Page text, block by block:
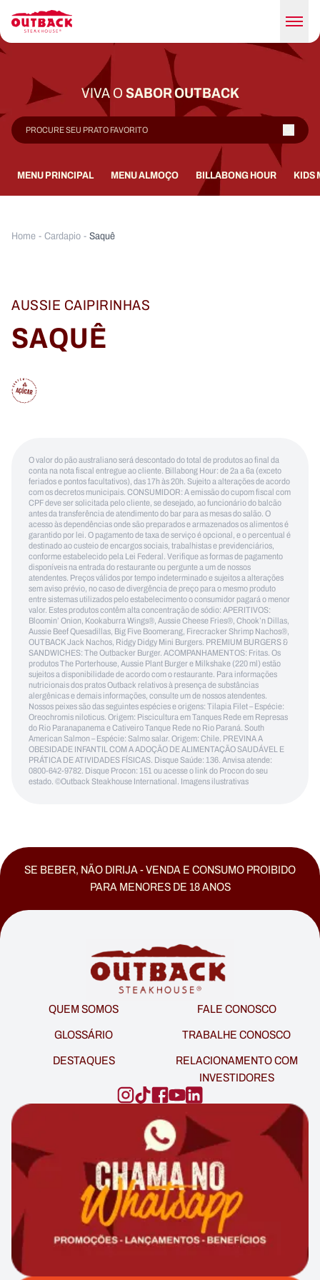
VIVA OSABOR OUTBACK
MENU PRINCIPAL MENU ALMOÇO BILLABONG HOUR KIDS
Home-Cardapio-Saquê
AUSSIE CAIPIRINHAS
SAQUÊ
O valor do pão australiano será descontado do total de produtos ao final da
conta na nota fiscal entregue ao cliente. Billabong Hour: de 2a a 6a (exceto
feriados e pontos facultativos), das 17h às 20h. Sujeito a alterações de acordo
com os decretos municipais. CONSUMIDOR: A emissão do cupom fiscal com
CPF deve ser solicitada pelo cliente, se desejado, ao funcionário do balcão
antes da transferência de atendimento do bar para as mesas do salão. O
acesso às dependências onde são preparados e armazenados os alimentos é
garantido por lei. O pagamento de taxa de serviço é opcional, e o percentual é
destinado ao custeio de encargos sociais, trabalhistas e previdenciários,
conforme estabelecido pela Lei Federal. Verifique as formas de pagamento
disponíveis na entrada do restaurante ou pergunte a um de nossos
atendentes. Preços válidos por tempo indeterminado e sujeitos a alterações
sem aviso prévio, no caso de divergência de preço para o mesmo produto
entre sistemas utilizados pelo estabelecimento o consumidor pagará o menor
valor. Estes produtos contêm alta concentração de sódio: APERITIVOS:
Bloomin’ Onion, Kookaburra Wings®, Aussie Cheese Fries®, Chook’n Dillas,
Aussie Beef Quesadillas, Big Five Boomerang, Firecracker Shrimp Nachos®,
OUTBACK Jack Nachos, Ridgy Didgy Mini Burgers. PREMIUM BURGERS &
SANDWICHES: The Outbacker Burger. ACOMPANHAMENTOS: Fritas. Os
produtos The Porterhouse, Aussie Plant Burger e Milkshake (220 ml) estão
sujeitos a disponibilidade de acordo com o restaurante. Para informações
nutricionais dos pratos Outback relativos à presença de substâncias
alergênicas e demais informações, consulte um de nossos atendentes.
Nossos peixes são das seguintes espécies e origens: Tilapia Filet – Espécie:
Oreochromis niloticus. Origem: Piscicultura em Tanques Rede em Represas
do Rio Paranapanema e Cativeiro Tanque Rede no Rio Paraná. South
American Salmon – Espécie: Salmo salar. Origem: Chile. PREVINA A
OBESIDADE INFANTIL COM A ADOÇÃO DE ALIMENTAÇÃO SAUDÁVEL E
PRÁTICA DE ATIVIDADES FÍSICAS. Disque Saúde: 136. Anvisa atende:
0800-642-9782. Disque Procon: 151 ou acesse o link do Procon do seu
estado. ©Outback Steakhouse International. Imagens ilustrativas
SE BEBER, NÃO DIRIJA - VENDA E CONSUMO PROIBIDO
PARA MENORES DE 18 ANOS
QUEM SOMOS
FALE CONOSCO
GLOSSÁRIO
TRABALHE CONOSCO
DESTAQUES
RELACIONAMENTO COM
INVESTIDORES